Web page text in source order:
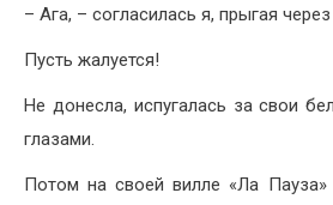
– Ага, – согласилась я, прыгая через
Пусть жалуется!
Не донесла, испугалась за свои
глазами.
Потом на своей вилле «Ла